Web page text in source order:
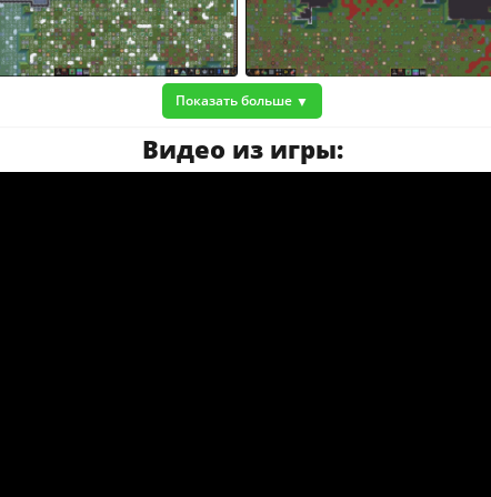
Показать больше
Видео из игры: